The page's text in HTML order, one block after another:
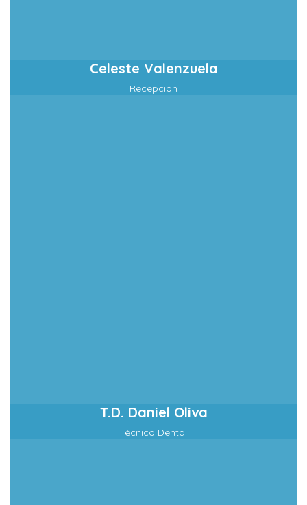
Celeste Valenzuela
Recepción
T.D. Daniel Oliva
Técnico Dental